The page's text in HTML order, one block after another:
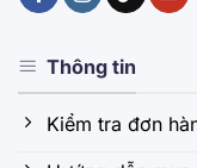
Thông tin
Kiểm tra đơn